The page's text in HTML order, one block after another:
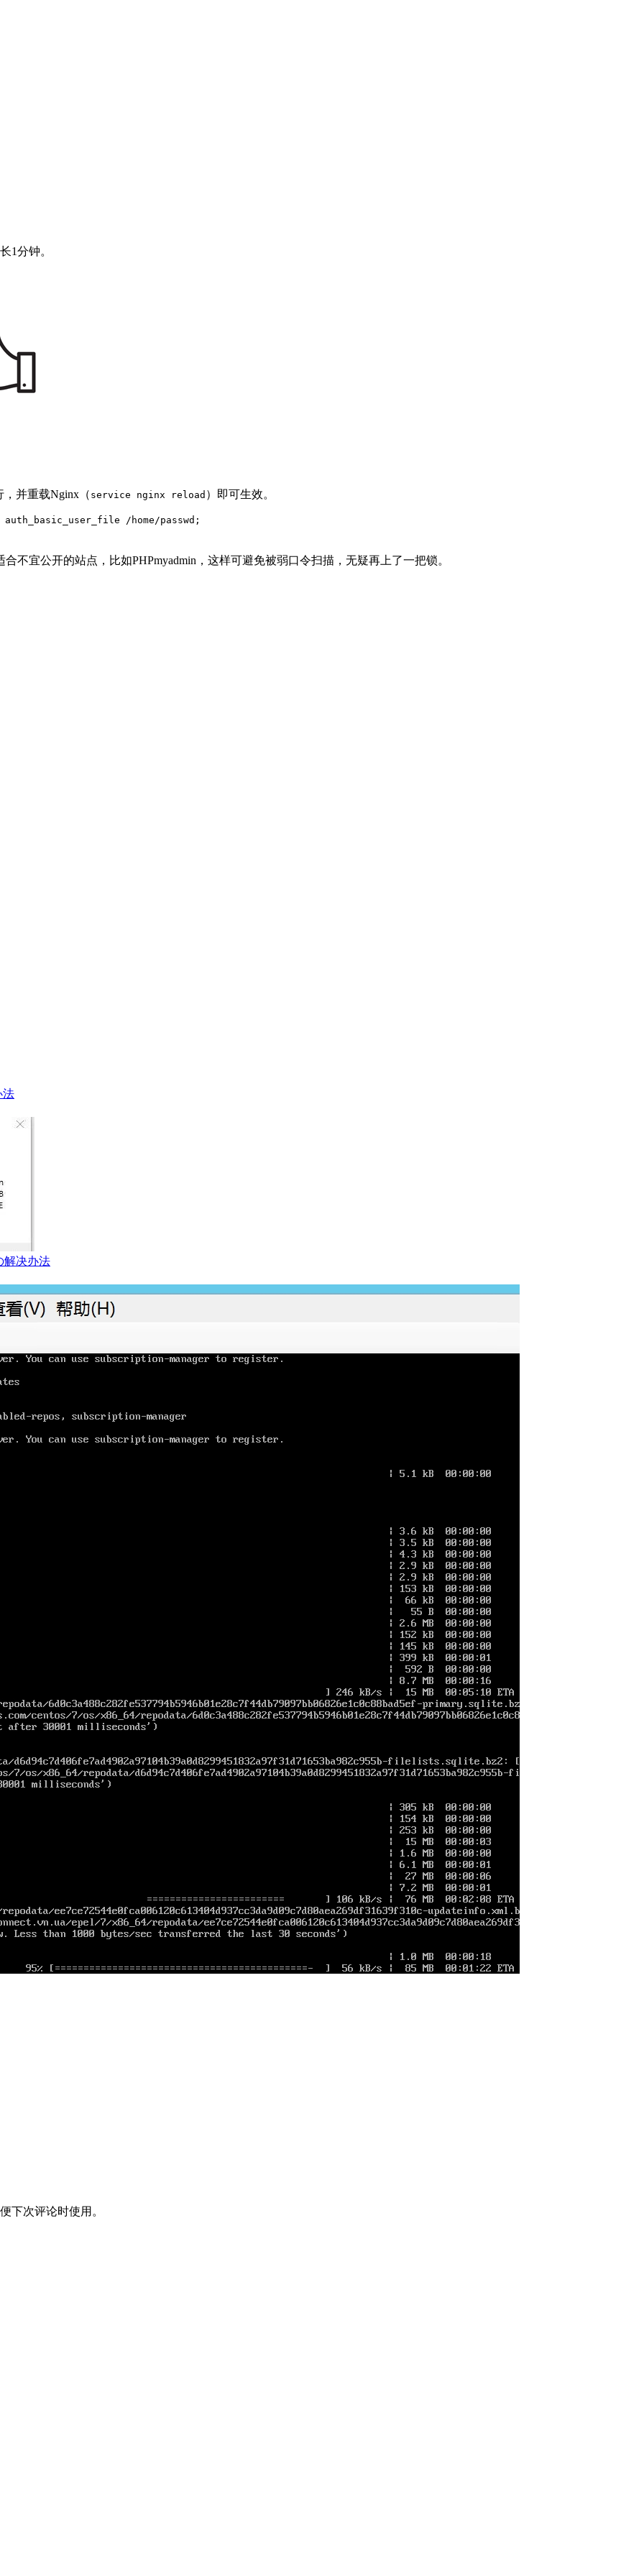
1分钟。
并重载Nginx（ service nginx reload ）即可生效。
不宜公开的站点，比如PHPmyadmin，这样可避免被弱口令扫描，无疑再上了一把锁。
法
解决办法
下次评论时使用。